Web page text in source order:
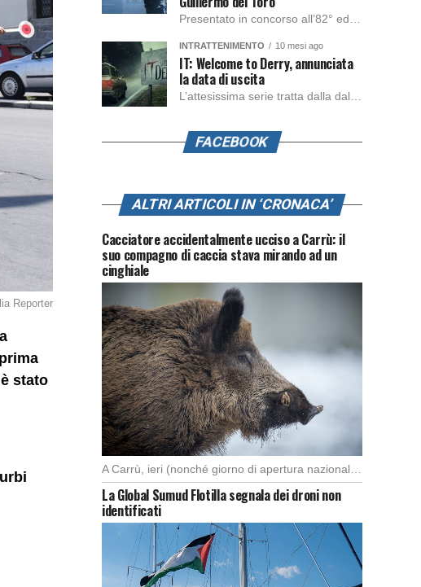
Reporter
stato
INTRATTENIMENTO 10 mesi ago
IT: Welcome to Derry, annunciata
la data di uscita
FACEBOOK
ALTRI ARTICOLI IN ‘CRONACA’
Cacciatore accidentalmente ucciso a Carrù: il
suo compagno di caccia stava mirando ad un
cinghiale
A Carrù, ieri (nonché giorno di apertura nazionale della caccia al cinghiale), è morto un […]
La Global Sumud Flotilla segnala dei droni non
identificati